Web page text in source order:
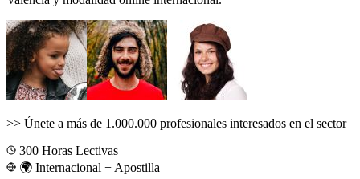
>> Únete a más de 1.000.000 profesionales interesados en el sector
300 Horas Lectivas
🌍 Internacional + Apostilla